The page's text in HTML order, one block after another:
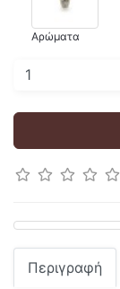
Αρώματα
Περιγραφή